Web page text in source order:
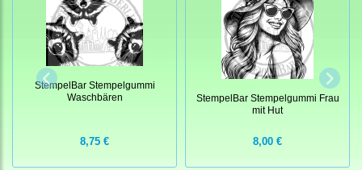
StempelBar Stempelgummi
Waschbären
8,75 €
StempelBar Stempelgummi Frau
mit Hut
8,00 €